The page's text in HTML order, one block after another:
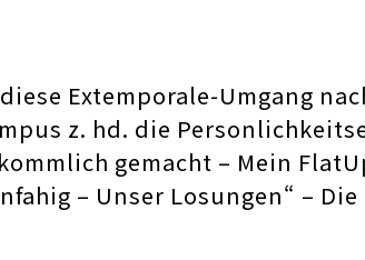
Extemporale-Umgang
z. hd. die
gemacht – Mein
– Unser Losungen“ –